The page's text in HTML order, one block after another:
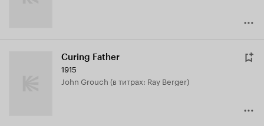
Curing Father
1915
John Grouch (в титрах: Ray Berger)